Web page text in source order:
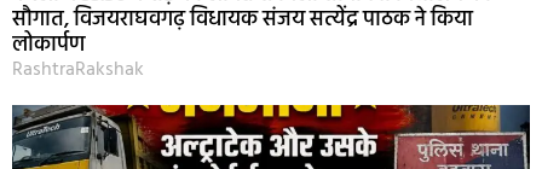
सौगात, विजयराघवगढ़ विधायक संजय सत्येंद्र पाठक ने किया
लोकार्पण
RashtraRakshak